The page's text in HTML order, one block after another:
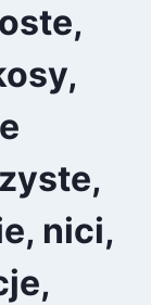
nici,